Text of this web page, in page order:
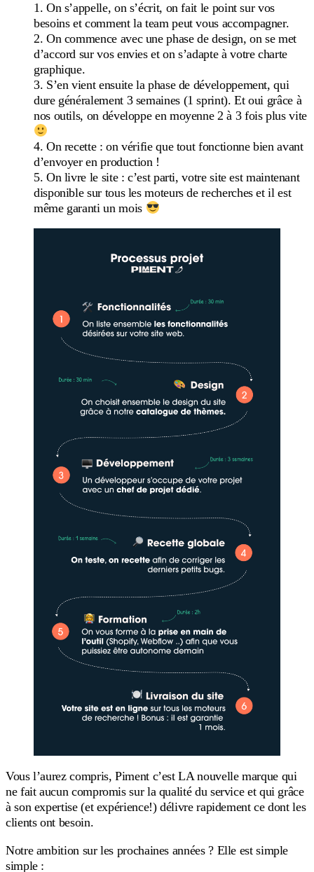
On s’appelle, on s’écrit, on fait le point sur vos
besoins et comment la team peut vous accompagner.
On commence avec une phase de design, on se met
d’accord sur vos envies et on s’adapte à votre charte
graphique.
S’en vient ensuite la phase de développement, qui
dure généralement 3 semaines (1 sprint). Et oui grâce à
nos outils, on développe en moyenne 2 à 3 fois plus vite
On recette : on vérifie que tout fonctionne bien avant
d’envoyer en production !
On livre le site : c’est parti, votre site est maintenant
disponible sur tous les moteurs de recherches et il est
même garanti un mois
Vous l’aurez compris, Piment c’est LA nouvelle marque qui
ne fait aucun compromis sur la qualité du service et qui grâce
à son expertise (et expérience!) délivre rapidement ce dont les
clients ont besoin.
Notre ambition sur les prochaines années ? Elle est simple
simple :